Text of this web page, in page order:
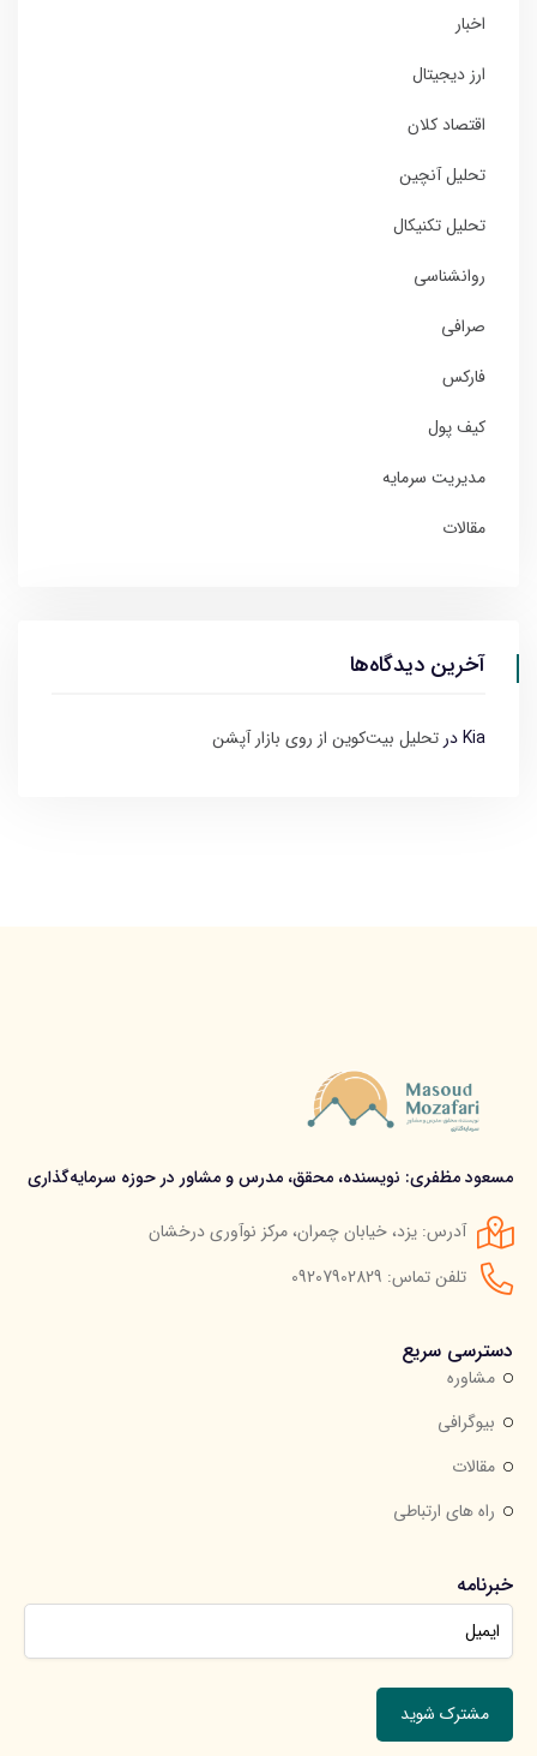
اخبار
ارز دیجیتال
اقتصاد کلان
تحلیل آنچین
تحلیل تکنیکال
روانشناسی
صرافی
فارکس
کیف پول
مدیریت سرمایه
مقالات
آخرین دیدگاه‌ها
Kiaدر تحلیل بیت‌کوین از روی بازار آپشن
مسعود مظفری: نویسنده، محقق، مدرس و مشاور در حوزه سرمایه‌گذاری
آدرس: یزد، خیابان چمران، مرکز نوآوری درخشان
تلفن تماس: 09207902829
دسترسی سریع
مشاوره
بیوگرافی
مقالات
راه های ارتباطی
خبرنامه
جهت عضویت در خبرنامه ایمیل خود را وارد کنید.